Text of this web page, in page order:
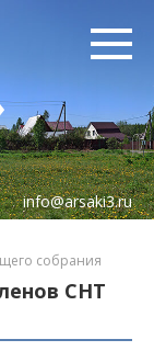
info@arsaki3.ru
собрания
СНТ